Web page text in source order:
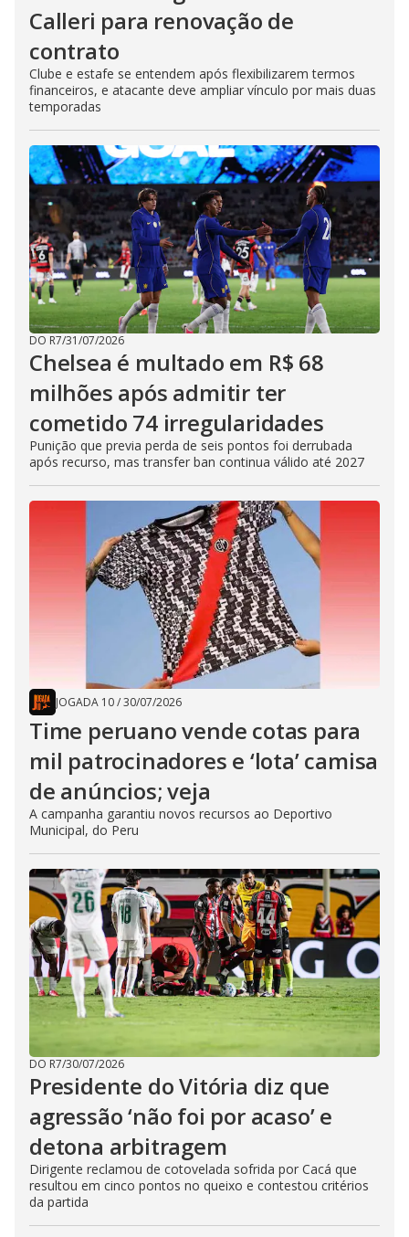
Calleri para renovação de
contrato
Clube e estafe se entendem após flexibilizarem termos
financeiros, e atacante deve ampliar vínculo por mais duas
temporadas
DO R7/31/07/2026
Chelsea é multado em R$ 68
milhões após admitir ter
cometido 74 irregularidades
Punição que previa perda de seis pontos foi derrubada
após recurso, mas transfer ban continua válido até 2027
JOGADA 10/30/07/2026
Time peruano vende cotas para
mil patrocinadores e ‘lota’ camisa
de anúncios; veja
A campanha garantiu novos recursos ao Deportivo
Municipal, do Peru
DO R7/30/07/2026
Presidente do Vitória diz que
agressão ‘não foi por acaso’ e
detona arbitragem
Dirigente reclamou de cotovelada sofrida por Cacá que
resultou em cinco pontos no queixo e contestou critérios
da partida